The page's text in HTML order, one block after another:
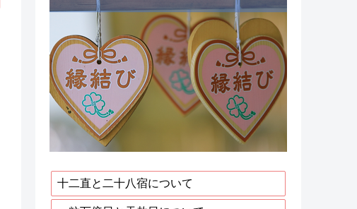
十二直と二十八宿について